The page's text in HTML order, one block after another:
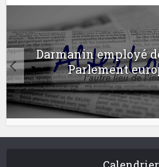
Darmanin employé
Parlement